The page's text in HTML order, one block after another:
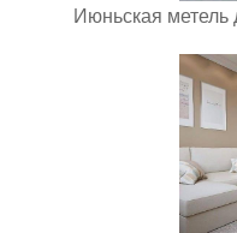
Июньская метель